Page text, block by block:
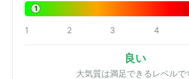
1
1 2 3 4
良い
大気質は満足できるレベルで